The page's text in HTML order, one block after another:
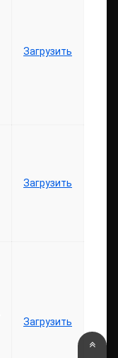
Загрузить
Загрузить
Загрузить